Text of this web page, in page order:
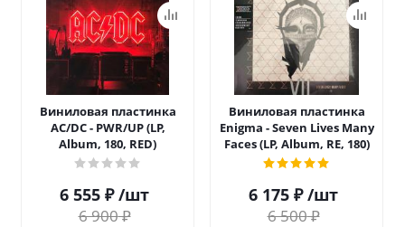
Виниловая пластинка
AC/DC - PWR/UP (LP,
Album, 180, RED)
6 555 ₽ /шт
6 900₽
Виниловая пластинка
Enigma - Seven Lives Many
Faces (LP, Album, RE, 180)
6 175 ₽ /шт
6 500₽